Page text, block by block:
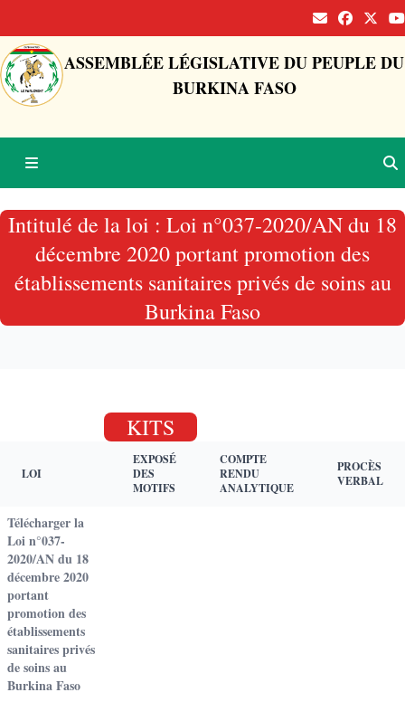
ASSEMBLÉE LÉGISLATIVE DU PEUPLE DU
BURKINA FASO
Intitulé de la loi : Loi n°037-2020/AN du 18
décembre 2020 portant promotion des
établissements sanitaires privés de soins au
Burkina Faso
KITS
LOI
EXPOSÉ
DES
MOTIFS
COMPTE
RENDU
ANALYTIQUE
PROCÈS
VERBAL
Télécharger la
Loi n°037-
2020/AN du 18
décembre 2020
portant
promotion des
établissements
sanitaires privés
de soins au
Burkina Faso